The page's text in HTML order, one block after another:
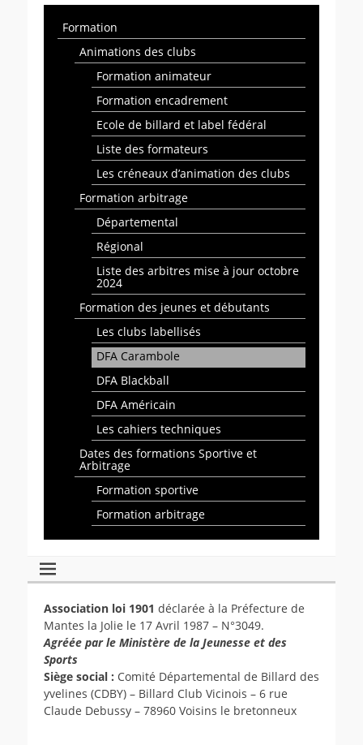
Formation
Animations des clubs
Formation animateur
Formation encadrement
Ecole de billard et label fédéral
Liste des formateurs
Les créneaux d’animation des clubs
Formation arbitrage
Départemental
Régional
Liste des arbitres mise à jour octobre
2024
Formation des jeunes et débutants
Les clubs labellisés
DFA Carambole
DFA Blackball
DFA Américain
Les cahiers techniques
Dates des formations Sportive et
Arbitrage
Formation sportive
Formation arbitrage
Association loi 1901 déclarée à la Préfecture de
Mantes la Jolie le 17 Avril 1987 – N°3049.
Agréée par le Ministère de la Jeunesse et des
Sports
Siège social : Comité Départemental de Billard des
yvelines (CDBY) – Billard Club Vicinois – 6 rue
Claude Debussy – 78960 Voisins le bretonneux